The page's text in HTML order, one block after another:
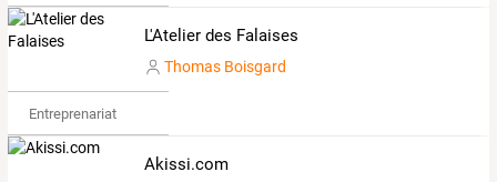
L'Atelier des Falaises
Thomas Boisgard
Entreprenariat
Akissi.com